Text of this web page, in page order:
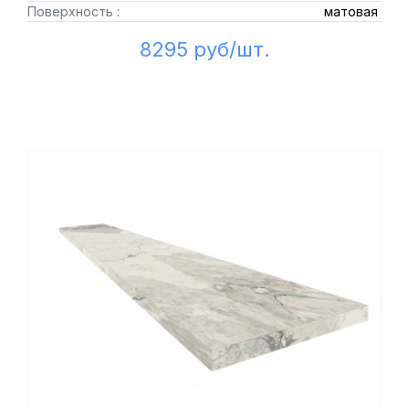
Поверхность :
матовая
8295 руб/шт.